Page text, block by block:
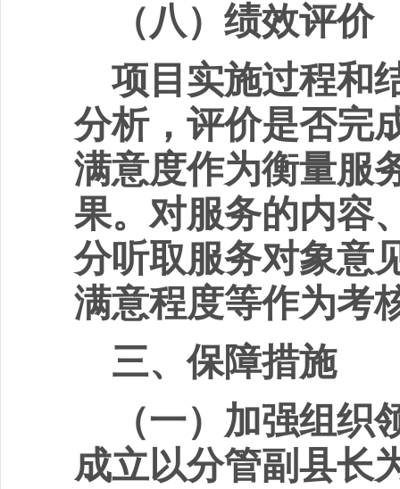
（八）绩效评价
项目实施过程和
分析，评价是否完
满意度作为衡量服
果。对服务的内容
分听取服务对象意
满意程度等作为考
三、保障措施
（一）加强组织
成立以分管副县长